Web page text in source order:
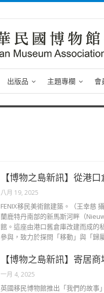
出版品 主題專欄 會
【博物之島新訊】從港
八月 19, 2025
FENIX移民美術館建築。（王幸慈
蘭鹿特丹南部的新馬斯河畔（
館。這座由港口舊倉庫改建而成的
參與，致力於探問「移動」與「歸
【博物之島新訊】寄居
一月 4, 2025
英國移民博物館推出「我們的故